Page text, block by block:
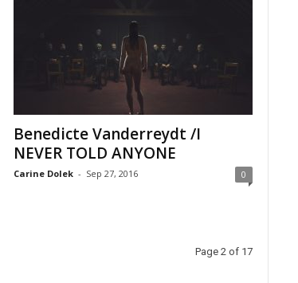
Benedicte Vanderreydt /I
NEVER TOLD ANYONE
Carine Dolek - Sep 27, 2016 0
Page 2 of 17